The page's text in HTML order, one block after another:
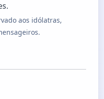
aos idólatras,